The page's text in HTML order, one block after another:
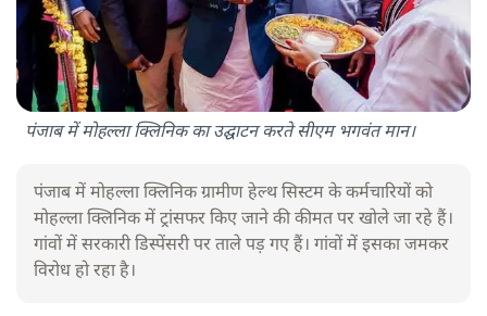
पंजाब में मोहल्ला क्लिनिक का उद्घाटन करते सीएम भगवंत मान।
पंजाब में मोहल्ला क्लिनिक ग्रामीण हेल्थ सिस्टम के कर्मचारियों को
मोहल्ला क्लिनिक में ट्रांसफर किए जाने की कीमत पर खोले जा रहे हैं।
गांवों में सरकारी डिस्पेंसरी पर ताले पड़ गए हैं। गांवों में इसका जमकर
विरोध हो रहा है।